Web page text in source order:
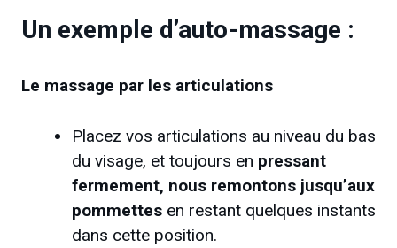
Un exemple d’auto-massage :
Le massage par les articulations
Placez vos articulations au niveau du bas
du visage, et toujours en pressant
fermement, nous remontons jusqu’aux
pommettes en restant quelques instants
dans cette position.